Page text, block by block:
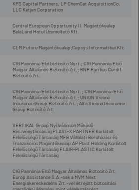
KPS Capital Partners, LP ChemCat AcquisitionCo,
LLC Ketjen Corporation
Central European Opportunity II. Magántőkealap
BalaLand Hotel Üzemeltető Kft.
CLM Future Magántőkealap;Capsys Informatikai Kft.
CIG Pannónia Életbiztosító Nyrt.; CIG Pannónia Első
Magyar Általános Biztosító Zrt.; BNP Paribas Cardif
Biztosító Zrt.
CIG Pannónia Életbiztosító Nyrt. ; CIG Pannónia Első
Magyar Általános Biztosító Zrt.; UNION Vienna
Insurance Group Biztosító Zrt.; Alfa Vienna Insurance
Group Biztosító Zrt.
VERTIKAL Group Nyilvánosan Működő
Részvénytársaság PLAST-X PARTNER Korlátolt
Felelősségű Társaság MFB Vállalati Beruházási és
Tranzakciós Magántőkealap AP Plast Holding Korlátolt
Felelősségű Társaság FLAIR-PLASTIC Korlátolt
Felelősségű Társaság
CIG Pannónia Első Magyar Általános Biztosító Zrt.
Europ Assistance S.A.-nak a MVM Next
Energiakereskedelmi Zrt.-vel létrejött biztosítási